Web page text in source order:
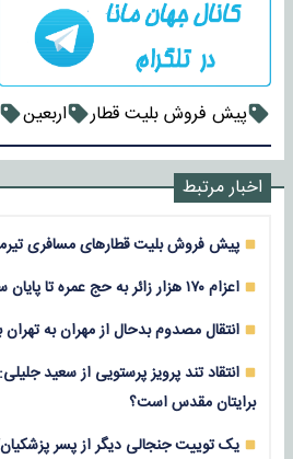
پیش فروش بلیت قطار اربعین
اخبار مرتبط
پیش فروش بلیت‌ قطارهای مسافری
اعزام ۱۷۰ هزار زائر به حج عمره تا پایان سال
انتقال مصدوم بدحال از مهران به تهران
انتقاد تند پرویز پرستویی از سعید
برایتان مقدس است؟
یک توییت جنجالی دیگر از پسر